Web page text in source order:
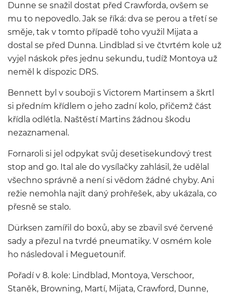
Dunne se snažil dostat před Crawforda, ovšem se
mu to nepovedlo. Jak se říká: dva se perou a třetí se
směje, tak v tomto případě toho využil Mijata a
dostal se před Dunna. Lindblad si ve čtvrtém kole už
vyjel náskok přes jednu sekundu, tudíž Montoya už
neměl k dispozic DRS.
Bennett byl v souboji s Victorem Martinsem a škrtl
si předním křídlem o jeho zadní kolo, přičemž část
křídla odlétla. Naštěstí Martins žádnou škodu
nezaznamenal.
Fornaroli si jel odpykat svůj desetisekundový trest
stop and go. Ital ale do vysílačky zahlásil, že udělal
všechno správně a není si vědom žádné chyby. Ani
režie nemohla najít daný prohřešek, aby ukázala, co
přesně se stalo.
Dürksen zamířil do boxů, aby se zbavil své červené
sady a přezul na tvrdé pneumatiky. V osmém kole
ho následoval i Meguetounif.
Pořadí v 8. kole: Lindblad, Montoya, Verschoor,
Staněk, Browning, Martí, Mijata, Crawford, Dunne,